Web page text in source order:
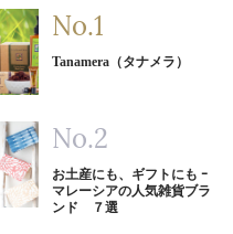
Tanamera（タナメラ）
お土産にも、ギフトにも ｰ
マレーシアの人気雑貨ブラ
ンド ７選